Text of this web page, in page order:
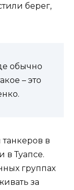
берег,
обычно
– это
в
в Туапсе.
группах
за